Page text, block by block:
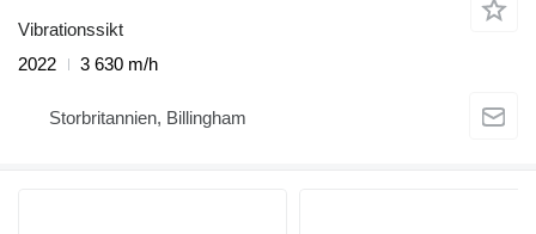
Vibrationssikt
2022
3 630 m/h
Storbritannien, Billingham